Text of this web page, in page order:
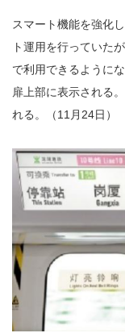
スマート機能を強化
ト運用を行っていた
で利用できるように
扉上部に表示される
れる。（11月24日）